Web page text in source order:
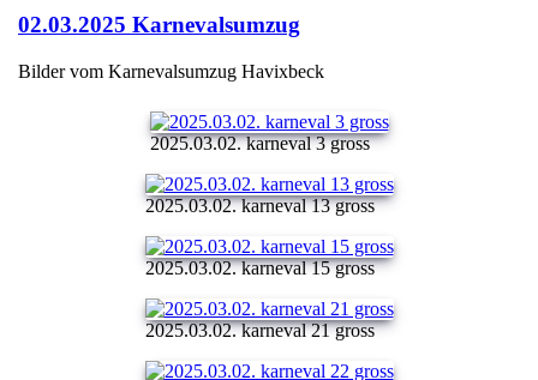
02.03.2025 Karnevalsumzug
Bilder vom Karnevalsumzug Havixbeck
2025.03.02. karneval 3 gross
2025.03.02. karneval 13 gross
2025.03.02. karneval 15 gross
2025.03.02. karneval 21 gross